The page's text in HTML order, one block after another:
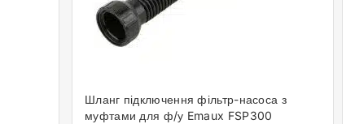
Шланг підключення фільтр-насоса з
муфтами для ф/у Emaux FSP300